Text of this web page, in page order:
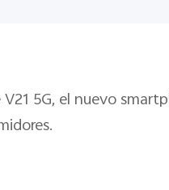
5G, el nuevo